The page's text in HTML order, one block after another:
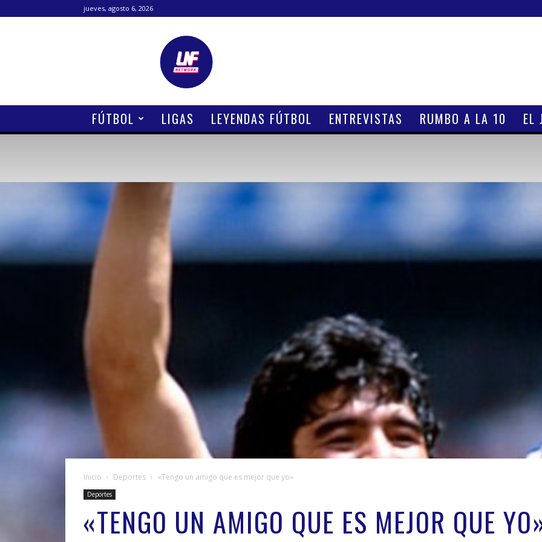
jueves, agosto 6, 2026
Lanetafutbolera
FÚTBOL LIGAS LEYENDAS FÚTBOL ENTREVISTAS RUMBO A LA 10 EL
Inicio Deportes «Tengo un amigo que es mejor que yo»
Deportes
«TENGO UN AMIGO QUE ES MEJOR QUE